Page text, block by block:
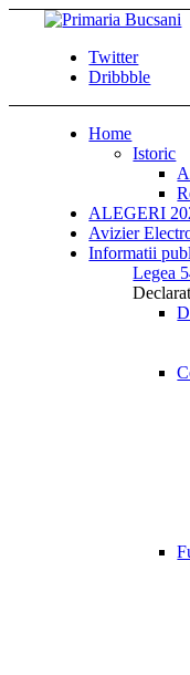
Twitter
Dribbble
Home
Istoric
ALEGERI
Avizier
Informatii
Legea